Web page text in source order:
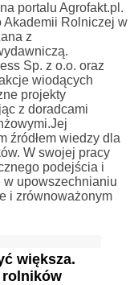
portalu Agrofakt.pl.
Akademii Rolniczej w
z
Sp. z o.o. oraz
wiodących
projekty
z doradcami
źródłem wiedzy dla
W swojej pracy
podejścia i
upowszechnianiu
i zrównoważonym
większa.
rolników